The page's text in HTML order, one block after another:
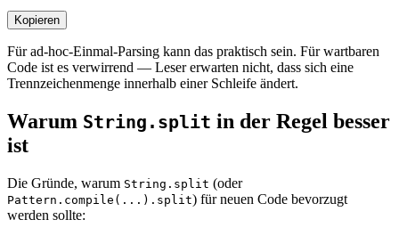
Kopieren
Für ad-hoc-Einmal-Parsing kann das praktisch sein. Für wartbaren
Code ist es verwirrend — Leser erwarten nicht, dass sich eine
Trennzeichenmenge innerhalb einer Schleife ändert.
Warum String.split in der Regel besser
ist
Die Gründe, warum String.split (oder
Pattern.compile(...).split) für neuen Code bevorzugt
werden sollte: